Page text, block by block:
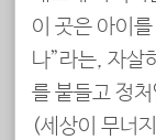
이 곳은 아이
나”라는, 자살
를 붙들고 정
(세상이 무너